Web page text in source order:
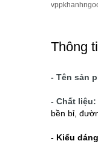
Thông
- Tên sản
- Chất liệu:
bền bỉ,
- Kiểu